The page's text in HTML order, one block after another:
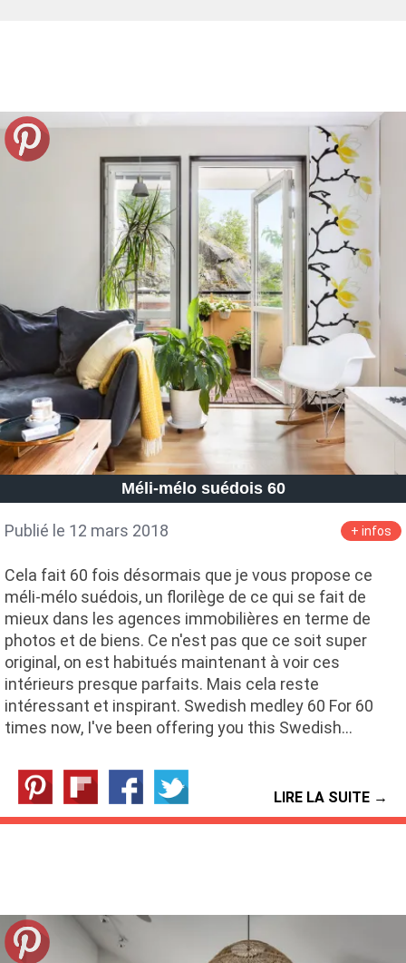
Méli-mélo suédois 60
Publié le 12 mars 2018 + infos
Cela fait 60 fois désormais que je vous propose ce
méli-mélo suédois, un florilège de ce qui se fait de
mieux dans les agences immobilières en terme de
photos et de biens. Ce n'est pas que ce soit super
original, on est habitués maintenant à voir ces
intérieurs presque parfaits. Mais cela reste
intéressant et inspirant. Swedish medley 60 For 60
times now, I've been offering you this Swedish…
LIRE LA SUITE →